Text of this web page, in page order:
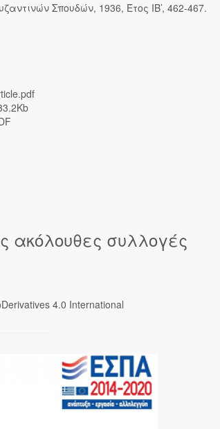
Σπουδών, 1936, Έτος ΙΒ’, 462-467.
ακόλουθες συλλογές
4.0 International